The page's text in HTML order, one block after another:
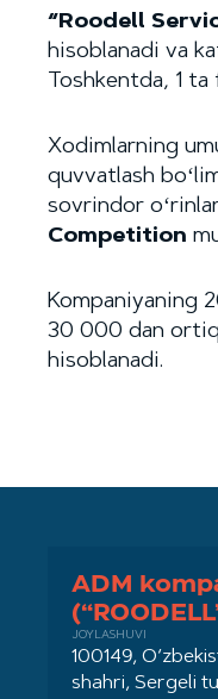
“Roodell
hisoblanadi va
Toshkentda, 1
Xodimlarning
quvvatlash
sovrindor
Competition
Kompaniyaning
30 000 dan
hisoblanadi.
ADM
JOYLASHUVI
100149,
shahri, Sergeli